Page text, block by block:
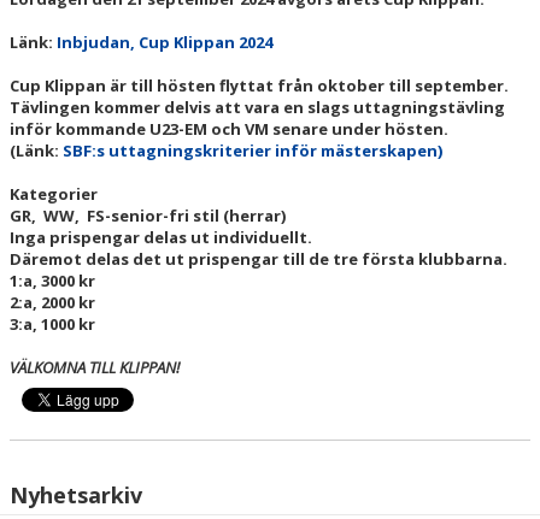
TÄVLINGSPROGRAM
CUP KLIPPAN
UNGDOMS-SM 2023
LILLA CUP KLIPPAN
BILBINGO
ÅBY-MARKNAD
BROTTNINGSGYMNASIUM
STATISTIK
Länk: Inbjudan, Cup Klippan 2024
Cup Klippan är till hösten flyttat från oktober till september.
Tävlingen kommer delvis att vara en slags uttagningstävling
inför kommande U23-EM och VM senare under hösten.
(Länk: SBF:s uttagningskriterier inför mästerskapen)
Kategorier
GR, WW, FS-senior-fri stil (herrar)
Inga prispengar delas ut individuellt.
Däremot delas det ut prispengar till de tre första klubbarna.
1:a, 3000 kr
2:a, 2000 kr
3:a, 1000 kr
VÄLKOMNA TILL KLIPPAN!
Nyhetsarkiv